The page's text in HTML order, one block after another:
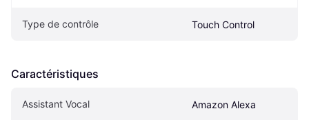
Type de contrôle Touch Control
Caractéristiques
Assistant Vocal Amazon Alexa